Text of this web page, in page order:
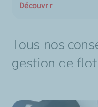
Découvrir
Tous nos
gestion de